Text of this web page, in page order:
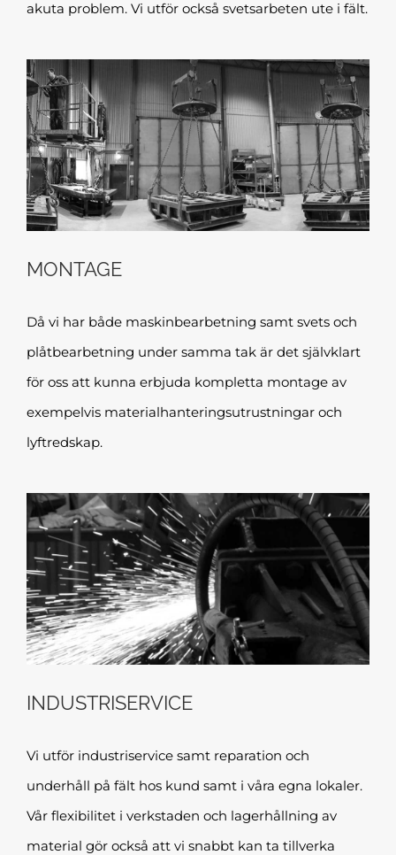
akuta problem. Vi utför också svetsarbeten ute i fält.
MONTAGE
Då vi har både maskinbearbetning samt svets och
plåtbearbetning under samma tak är det självklart
för oss att kunna erbjuda kompletta montage av
exempelvis materialhanteringsutrustningar och
lyftredskap.
INDUSTRISERVICE
Vi utför industriservice samt reparation och
underhåll på fält hos kund samt i våra egna lokaler.
Vår flexibilitet i verkstaden och lagerhållning av
material gör också att vi snabbt kan ta tillverka